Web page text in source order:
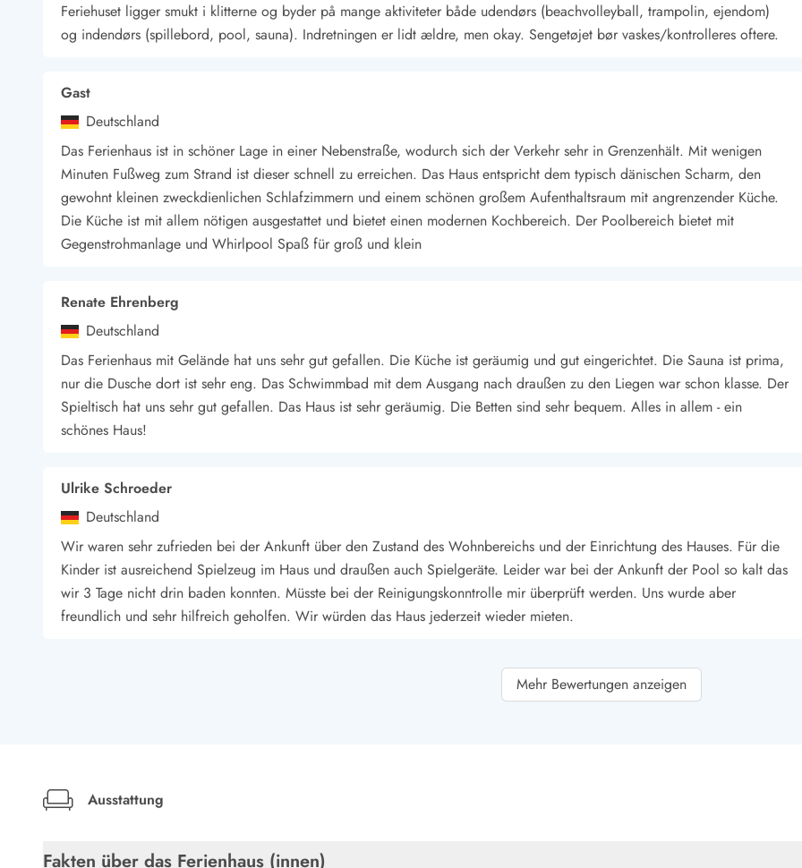
Fahrradfahren in Dänemark
Reiten in Dänemark
Wandern in Dänemark
Wasserski in Dänemark
Segeln in Dänemark
Kultur in Dänemark
Historische Museen
Sehenswürdigkeiten
Kunstmuseen
Kunsthandwerk und Galerien
Essen und Trinken
Weihnachten in Dänemark
Heiraten in Dänemark
Wikinger in Dänemark
Kontakt & Öffnungszeiten
Qualität seit 1965
Nachhaltigkeit
Das sagen unsere Gäste
Newsletter
Sponsoren - Esmark unterstützt
Feriehuset ligger smukt i klitterne og byder på mange aktiviteter både udendørs (beachvolleyball, trampolin, ejendom)
og indendørs (spillebord, pool, sauna). Indretningen er lidt ældre, men okay. Sengetøjet bør vaskes/kontrolleres oftere.
Gast
Deutschland
Das Ferienhaus ist in schöner Lage in einer Nebenstraße, wodurch sich der Verkehr sehr in Grenzenhält. Mit wenigen
Minuten Fußweg zum Strand ist dieser schnell zu erreichen. Das Haus entspricht dem typisch dänischen Scharm, den
gewohnt kleinen zweckdienlichen Schlafzimmern und einem schönen großem Aufenthaltsraum mit angrenzender Küche.
Die Küche ist mit allem nötigen ausgestattet und bietet einen modernen Kochbereich. Der Poolbereich bietet mit
Gegenstrohmanlage und Whirlpool Spaß für groß und klein
Renate Ehrenberg
Deutschland
Das Ferienhaus mit Gelände hat uns sehr gut gefallen. Die Küche ist geräumig und gut eingerichtet. Die Sauna ist prima,
nur die Dusche dort ist sehr eng. Das Schwimmbad mit dem Ausgang nach draußen zu den Liegen war schon klasse. Der
Spieltisch hat uns sehr gut gefallen. Das Haus ist sehr geräumig. Die Betten sind sehr bequem. Alles in allem - ein
schönes Haus!
Ulrike Schroeder
Deutschland
Wir waren sehr zufrieden bei der Ankunft über den Zustand des Wohnbereichs und der Einrichtung des Hauses. Für die
Kinder ist ausreichend Spielzeug im Haus und draußen auch Spielgeräte. Leider war bei der Ankunft der Pool so kalt das
wir 3 Tage nicht drin baden konnten. Müsste bei der Reinigungskonntrolle mir überprüft werden. Uns wurde aber
freundlich und sehr hilfreich geholfen. Wir würden das Haus jederzeit wieder mieten.
Gast
Mehr Bewertungen anzeigen
Ausstattung
Fakten über das Ferienhaus (innen)